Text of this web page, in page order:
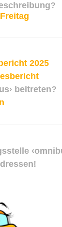
2025
beitreten?